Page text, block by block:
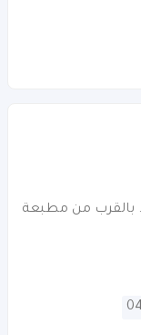
مستودع 1 شارع 15 . بالقرب من مطبعة